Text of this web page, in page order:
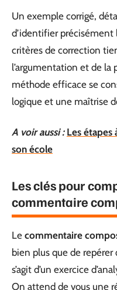
Un exemple corrigé,
d’identifier précisément
critères de correction
l’argumentation et de
méthode efficace se
logique et une maîtrise
A voir aussi : Les étapes
son école
Les clés pour
commentaire
Le commentaire
bien plus que de
s’agit d’un exercice
On attend de vous une